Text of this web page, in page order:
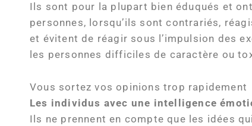
Ils sont pour la plupart bien éduqués et
personnes, lorsqu’ils sont contrariés,
et évitent de réagir sous l’impulsion des
les personnes difficiles de caractère ou
Vous sortez vos opinions trop rapidement
Les individus avec une intelligence
Ils ne prennent en compte que les idées